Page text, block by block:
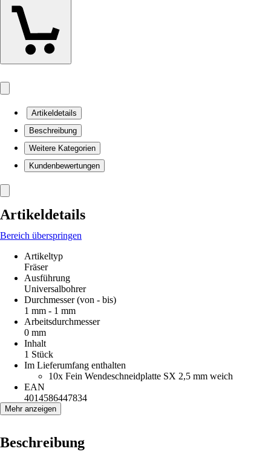
Artikeldetails
Beschreibung
Weitere Kategorien
Kundenbewertungen
Artikeldetails
Bereich überspringen
Artikeltyp
Fräser
Ausführung
Universalbohrer
Durchmesser (von - bis)
1 mm - 1 mm
Arbeitsdurchmesser
0 mm
Inhalt
1 Stück
Im Lieferumfang enthalten
10x Fein Wendeschneidplatte SX 2,5 mm weich
EAN
4014586447834
Mehr anzeigen
Beschreibung